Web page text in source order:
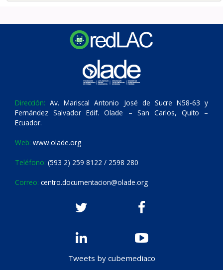
Dirección: Av. Mariscal Antonio José de Sucre N58-63 y
Fernández Salvador Edif. Olade – San Carlos, Quito –
Ecuador.
Web: www.olade.org
Teléfono: (593 2) 259 8122 / 2598 280
Correo: centro.documentacion@olade.org
Tweets by cubemediaco